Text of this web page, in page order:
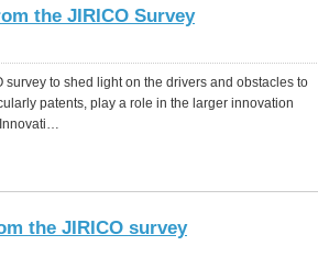
the JIRICO Survey
to shed light on the drivers and obstacles to
patents, play a role in the larger innovation
Innovati…
the JIRICO survey